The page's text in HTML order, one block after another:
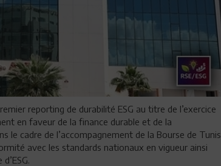
reporting de durabilité ESG au titre de l’exercice
en faveur de la finance durable et de la
le cadre de l’accompagnement de la Bourse de Tunis
avec les standards nationaux en vigueur ainsi